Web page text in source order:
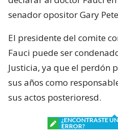
senador opositor Gary
El presidente del comite
Fauci puede ser
Justicia, ya que el perdón
sus años como
sus actos posterioresd.
¿ENCONTRASTE UN
ERROR?